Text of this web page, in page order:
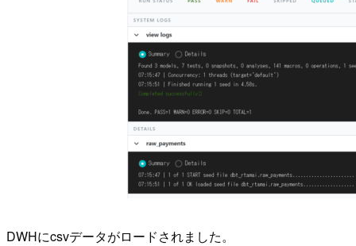
DWHにcsvデータがロードされました。